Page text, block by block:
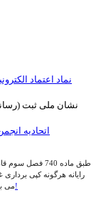
طبق ماده 740 فصل
رایانه هرگونه کپی
میتماس بگیرید!